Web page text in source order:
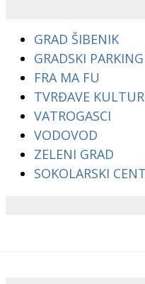
GRAD ŠIBENIK
GRADSKI PARKING
FRA MA FU
TVRĐAVE
VATROGASCI
VODOVOD
ZELENI GRAD
SOKOLARSKI